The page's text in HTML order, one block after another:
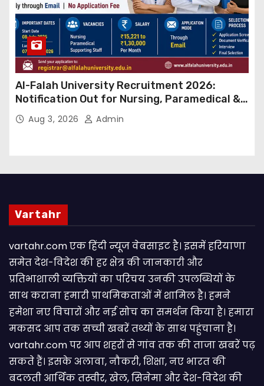
Al-Falah University Recruitment 2026:
Notification Out for Nursing, Paramedical &
Supporting Staff Posts, Apply Through Email
Aug 3, 2026 Admin
Vartahr
vartahr.com एक हिंदी न्यूज वेबसाइट है। इसमें हरियाणा
समेत देश-विदेश की हर क्षेत्र की जानकारी और
प्रतिभाशाली व्यक्तियों का परिचय उनकी उपलब्धियों के
साथ कराना हमारी प्राथमिकताओं में शामिल है। हमने
हमेशा नए विचारों और नई सोच का समर्थन किया है। हमारा
मकसद आप तक सच्ची खबरें तथ्यों के साथ पहुंचाना है।
vartahr.com पर आप शहरों से गांव तक की ताजा खबरें पढ़
सकते हैं। इसके अलावा, नौकरी, शिक्षा, नए भारत की
बदलती आर्थिक तस्वीर, खेल, सिनेमा और देश-विदेश की